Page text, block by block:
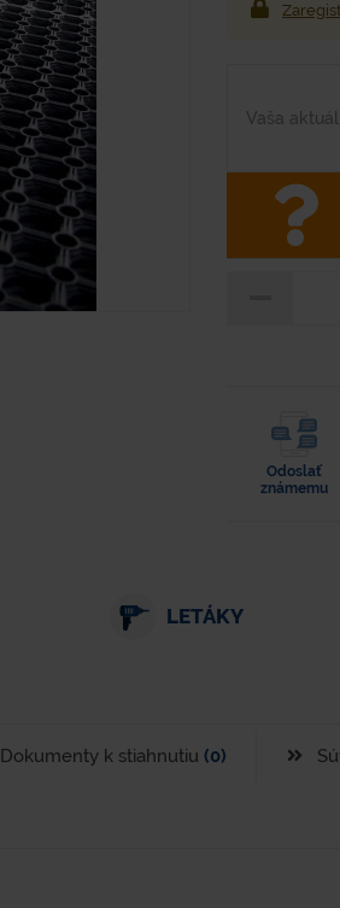
Vaša
Odoslať
známemu
LETÁKY
Dokumenty k stiahnutiu (0)